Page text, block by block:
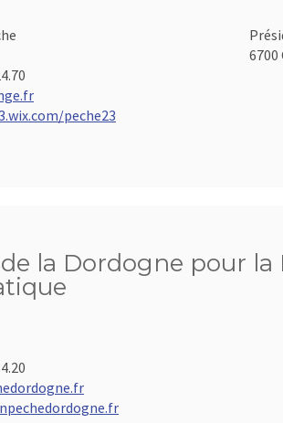
peche23
6700
la Dordogne pour